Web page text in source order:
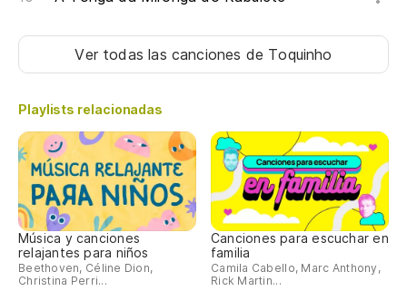
Ver todas las canciones de Toquinho
Playlists relacionadas
Música y canciones
relajantes para niños
Beethoven, Céline Dion,
Christina Perri...
Canciones para escuchar en
familia
Camila Cabello, Marc Anthony,
Rick Martin...